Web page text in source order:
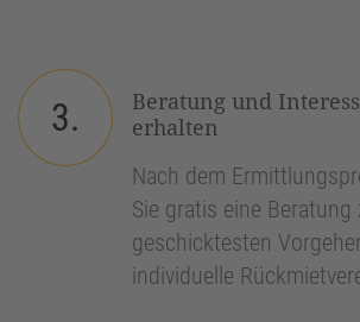
3.
Beratung und
erhalten
Nach dem
Sie gratis eine Beratung
geschicktesten
individuelle